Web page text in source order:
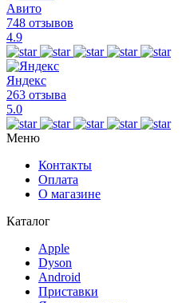
Авито
748 отзывов
4.9
Яндекс
263 отзыва
5.0
Меню
Контакты
Оплата
О магазине
Каталог
Apple
Dyson
Android
Приставки